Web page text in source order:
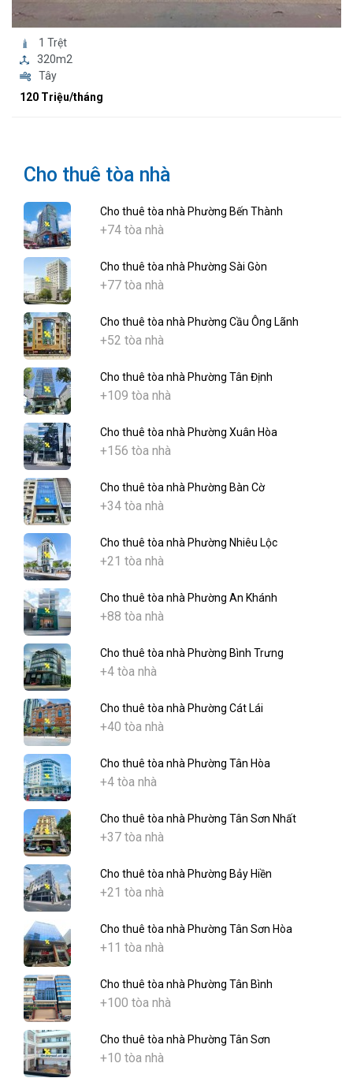
1 Trệt
320m2
Tây
120 Triệu/tháng
Cho thuê tòa nhà
Cho thuê tòa nhà Phường Bến Thành
+74 tòa nhà
Cho thuê tòa nhà Phường Sài Gòn
+77 tòa nhà
Cho thuê tòa nhà Phường Cầu Ông Lãnh
+52 tòa nhà
Cho thuê tòa nhà Phường Tân Định
+109 tòa nhà
Cho thuê tòa nhà Phường Xuân Hòa
+156 tòa nhà
Cho thuê tòa nhà Phường Bàn Cờ
+34 tòa nhà
Cho thuê tòa nhà Phường Nhiêu Lộc
+21 tòa nhà
Cho thuê tòa nhà Phường An Khánh
+88 tòa nhà
Cho thuê tòa nhà Phường Bình Trưng
+4 tòa nhà
Cho thuê tòa nhà Phường Cát Lái
+40 tòa nhà
Cho thuê tòa nhà Phường Tân Hòa
+4 tòa nhà
Cho thuê tòa nhà Phường Tân Sơn Nhất
+37 tòa nhà
Cho thuê tòa nhà Phường Bảy Hiền
+21 tòa nhà
Cho thuê tòa nhà Phường Tân Sơn Hòa
+11 tòa nhà
Cho thuê tòa nhà Phường Tân Bình
+100 tòa nhà
Cho thuê tòa nhà Phường Tân Sơn
+10 tòa nhà